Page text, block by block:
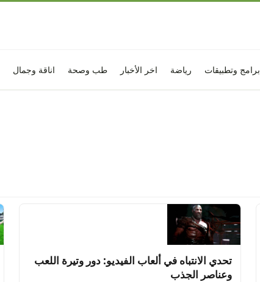
برامج وتطبيقات رياضة اخر الأخبار طب وصحة اناقة وجمال
تحدي الانتباه في ألعاب الفيديو: دور وتيرة اللعب
وعناصر الجذب